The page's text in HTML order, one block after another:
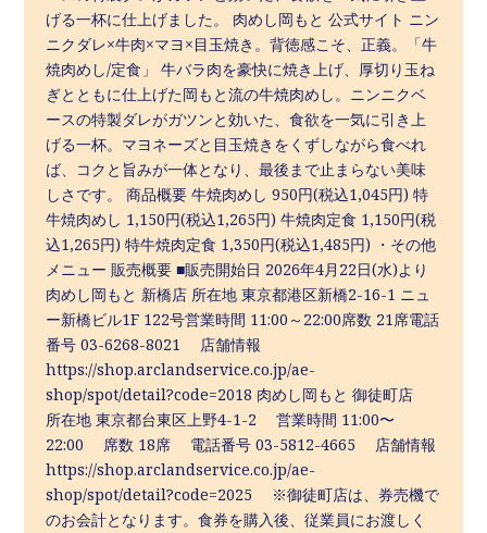
げる一杯に仕上げました。 肉めし岡もと 公式サイト ニン
ニクダレ×牛肉×マヨ×目玉焼き。背徳感こそ、正義。「牛
焼肉めし/定食」 牛バラ肉を豪快に焼き上げ、厚切り玉ね
ぎとともに仕上げた岡もと流の牛焼肉めし。ニンニクベ
ースの特製ダレがガツンと効いた、食欲を一気に引き上
げる一杯。マヨネーズと目玉焼きをくずしながら食べれ
ば、コクと旨みが一体となり、最後まで止まらない美味
しさです。 商品概要 牛焼肉めし 950円(税込1,045円) 特
牛焼肉めし 1,150円(税込1,265円) 牛焼肉定食 1,150円(税
込1,265円) 特牛焼肉定食 1,350円(税込1,485円) ・その他
メニュー 販売概要 ■販売開始日 2026年4月22日(水)より
肉めし岡もと 新橋店 所在地 東京都港区新橋2-16-1 ニュ
ー新橋ビル1F 122号営業時間 11:00～22:00席数 21席電話
番号 03-6268-8021 店舗情報
https://shop.arclandservice.co.jp/ae-
shop/spot/detail?code=2018 肉めし岡もと 御徒町店
所在地 東京都台東区上野4-1-2 営業時間 11:00〜
22:00 席数 18席 電話番号 03-5812-4665 店舗情報
https://shop.arclandservice.co.jp/ae-
shop/spot/detail?code=2025 ※御徒町店は、券売機で
のお会計となります。食券を購入後、従業員にお渡しく